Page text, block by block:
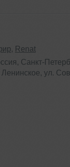
, Renat
, Санкт-
Ленинское, ул.